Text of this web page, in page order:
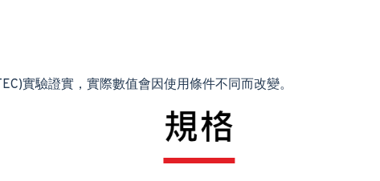
實驗證實，實際數值會因使用條件不同而改變。